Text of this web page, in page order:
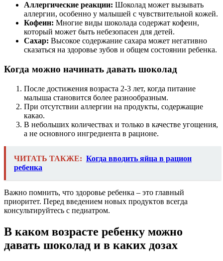
Аллергические реакции: Шоколад может вызывать
аллергии, особенно у малышей с чувствительной кожей.
Кофеин: Многие виды шоколада содержат кофеин,
который может быть небезопасен для детей.
Сахар: Высокое содержание сахара может негативно
сказаться на здоровье зубов и общем состоянии ребенка.
Когда можно начинать давать шоколад
После достижения возраста 2-3 лет, когда питание
малыша становится более разнообразным.
При отсутствии аллергии на продукты, содержащие
какао.
В небольших количествах и только в качестве угощения,
а не основного ингредиента в рационе.
ЧИТАТЬ ТАКЖЕ: Когда вводить яйца в рацион
ребенка
Важно помнить, что здоровье ребенка – это главный
приоритет. Перед введением новых продуктов всегда
консультируйтесь с педиатром.
В каком возрасте ребенку можно
давать шоколад и в каких дозах